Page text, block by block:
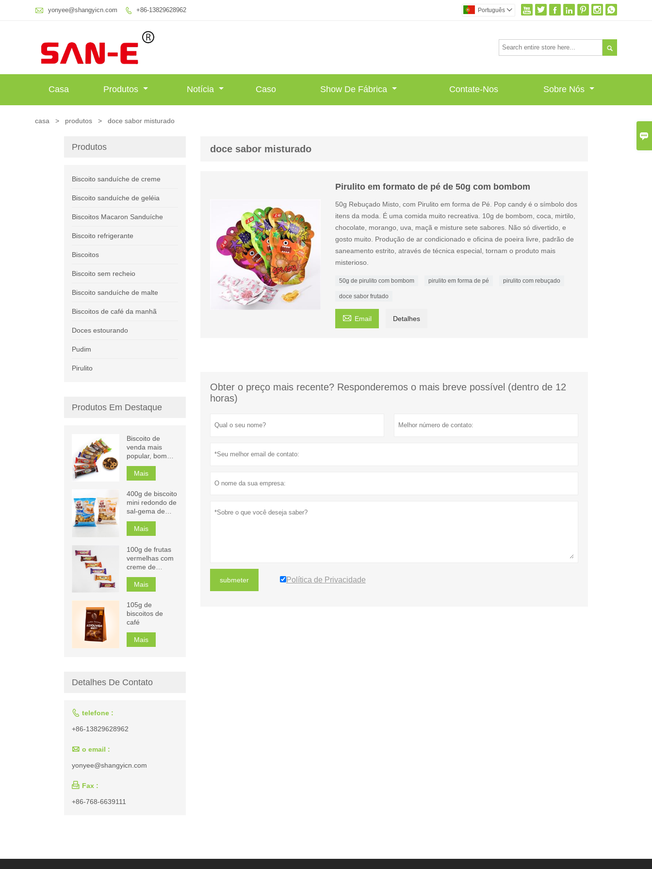

 yonyee@shangyicn.com  +86-13829628962       
Português 

Casa Produtos Notícia Caso Show De Fábrica Contate-Nos Sobre Nós
casa > produtos > doce sabor misturado
doce sabor misturado
Pirulito em formato de pé de 50g com bombom
50g Rebuçado Misto, com Pirulito em forma de Pé. Pop candy é o símbolo dos
itens da moda. É uma comida muito recreativa. 10g de bombom, coca, mirtilo,
chocolate, morango, uva, maçã e misture sete sabores. Não só divertido, e
gosto muito. Produção de ar condicionado e oficina de poeira livre, padrão de
saneamento estrito, através de técnica especial, tornam o produto mais
misterioso.
50g de pirulito com bombom pirulito em forma de pé pirulito com rebuçado
doce sabor frutado
 Email Detalhes
Obter o preço mais recente? Responderemos o mais breve possível (dentro de 12
horas)
submeter Política de Privacidade
Produtos
Biscoito sanduíche de creme
Biscoito sanduíche de geléia
Biscoitos Macaron Sanduíche
Biscoito refrigerante
Biscoitos
Biscoito sem recheio
Biscoito sanduíche de malte
Biscoitos de café da manhã
Doces estourando
Pudim
Pirulito
Produtos Em Destaque
Biscoito de
venda mais
popular, bom
sabor
Mais
400g de biscoito
mini redondo de
sal-gema de
leite
Mais
100g de frutas
vermelhas com
creme de
chocolate,
cappuccino,
laranja,
biscoitos,
manga,
sanduíche
Mais
105g de
biscoitos de
café
Mais
Detalhes De Contato
 telefone :
+86-13829628962
 o email :
yonyee@shangyicn.com
 Fax :
+86-768-6639111